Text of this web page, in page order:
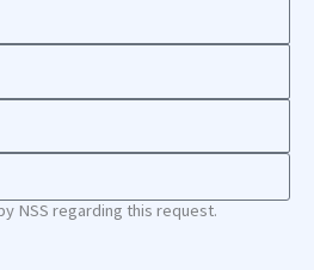
NSS regarding this request.